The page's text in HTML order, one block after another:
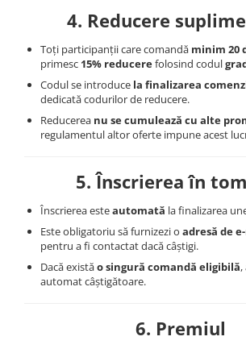
4. Reducere
Toți participanții care comandă minim 20
primesc 15% reducerefolosind codul
Codul se introduce la finalizarea
dedicată codurilor de reducere.
Reducerea nu se cumulează cu alte
regulamentul altor oferte impune acest
5. Înscrierea în
Înscrierea esteautomată la finalizarea
Este obligatoriu să furnizezi o adresă de
pentru a fi contactat dacă câștigi.
Dacă existăo singură comandă eligibilă
automat câștigătoare.
6. Premiul